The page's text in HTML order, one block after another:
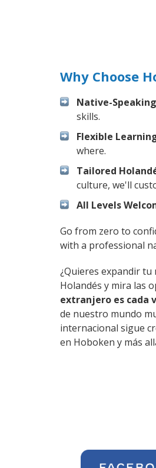
Why Choose
Native-
skills.
Flexible
where.
Tailored
culture, we'll
All Levels
Go from zero to
with a professional
¿Quieres expandir tu
Holandés y mira las
extranjero es cada
de nuestro mundo
internacional sigue
en Hoboken y más